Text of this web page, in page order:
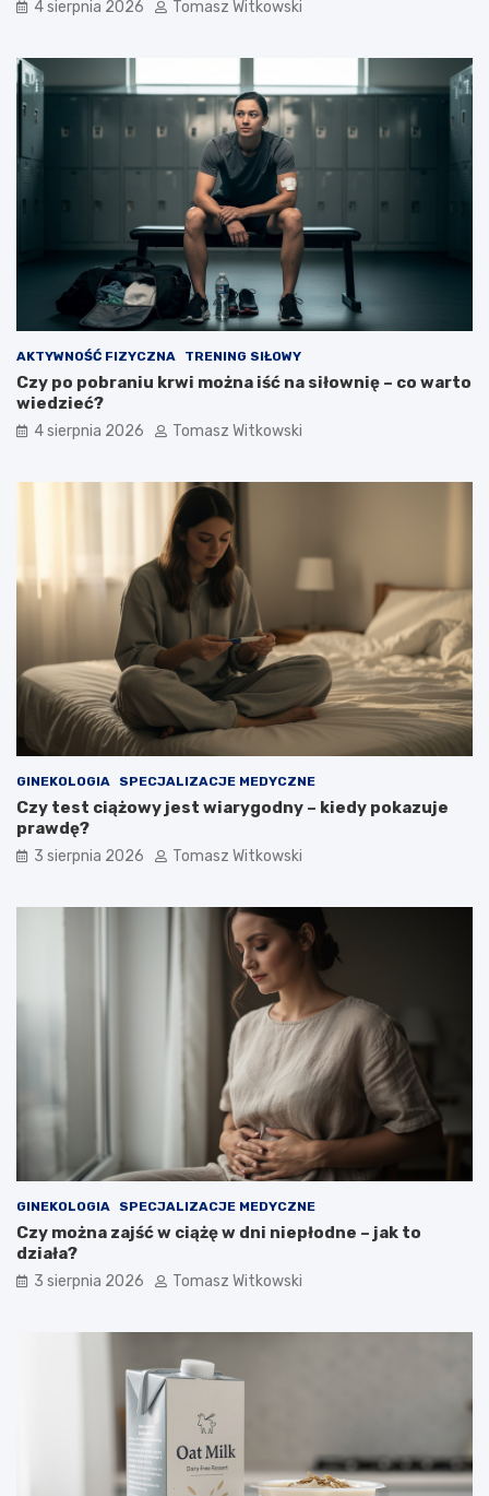
4 sierpnia 2026 Tomasz Witkowski
AKTYWNOŚĆ FIZYCZNA TRENING SIŁOWY
Czy po pobraniu krwi można iść na siłownię – co warto
wiedzieć?
4 sierpnia 2026 Tomasz Witkowski
GINEKOLOGIA SPECJALIZACJE MEDYCZNE
Czy test ciążowy jest wiarygodny – kiedy pokazuje
prawdę?
3 sierpnia 2026 Tomasz Witkowski
GINEKOLOGIA SPECJALIZACJE MEDYCZNE
Czy można zajść w ciążę w dni niepłodne – jak to
działa?
3 sierpnia 2026 Tomasz Witkowski